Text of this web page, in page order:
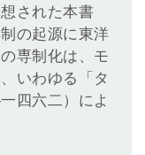
された本書
の起源に東洋
専制化は、モ
いわゆる「タ
四六二）によ